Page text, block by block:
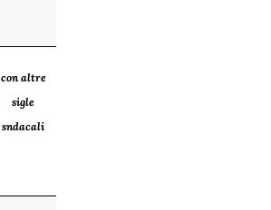
con altre
sigle
sndacali